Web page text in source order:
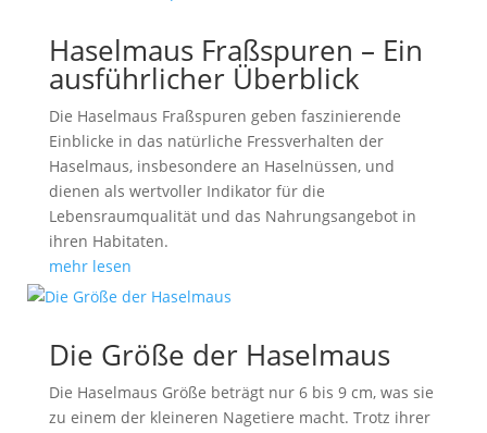
Haselmaus Fraßspuren – Ein
ausführlicher Überblick
Die Haselmaus Fraßspuren geben faszinierende
Einblicke in das natürliche Fressverhalten der
Haselmaus, insbesondere an Haselnüssen, und
dienen als wertvoller Indikator für die
Lebensraumqualität und das Nahrungsangebot in
ihren Habitaten.
mehr lesen
Die Größe der Haselmaus
Die Haselmaus Größe beträgt nur 6 bis 9 cm, was sie
zu einem der kleineren Nagetiere macht. Trotz ihrer